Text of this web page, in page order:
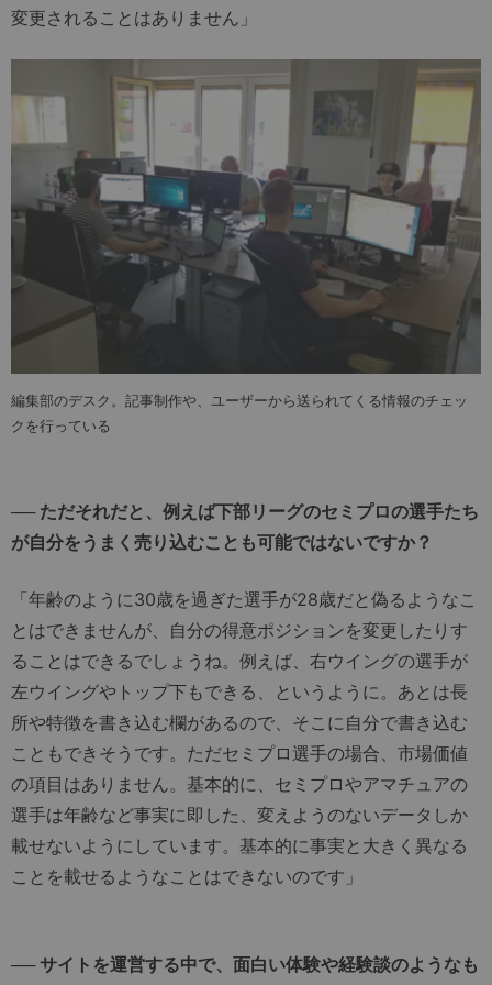
変更されることはありません」
編集部のデスク。記事制作や、ユーザーから送られてくる情報のチェッ
クを行っている
── ただそれだと、例えば下部リーグのセミプロの選手たち
が自分をうまく売り込むことも可能ではないですか？
「年齢のように30歳を過ぎた選手が28歳だと偽るようなこ
とはできませんが、自分の得意ポジションを変更したりす
ることはできるでしょうね。例えば、右ウイングの選手が
左ウイングやトップ下もできる、というように。あとは長
所や特徴を書き込む欄があるので、そこに自分で書き込む
こともできそうです。ただセミプロ選手の場合、市場価値
の項目はありません。基本的に、セミプロやアマチュアの
選手は年齢など事実に即した、変えようのないデータしか
載せないようにしています。基本的に事実と大きく異なる
ことを載せるようなことはできないのです」
── サイトを運営する中で、面白い体験や経験談のようなも